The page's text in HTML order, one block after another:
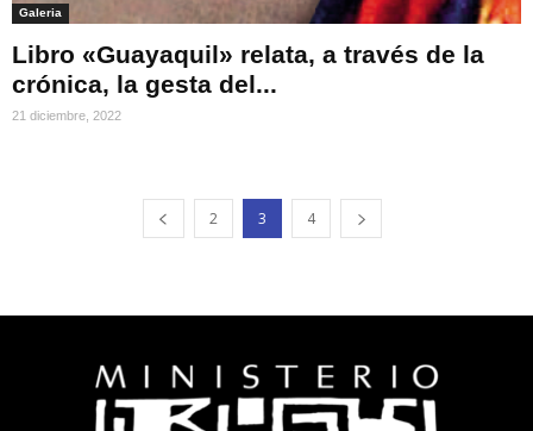
Galeria
Libro «Guayaquil» relata, a través de la
crónica, la gesta del...
21 diciembre, 2022
2 3 4